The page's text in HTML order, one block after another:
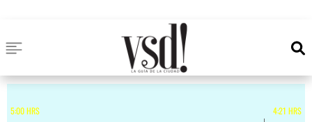
5:00HRS 4:21 HRS